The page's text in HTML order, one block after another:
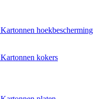
Kartonnen hoekbescherming
Kartonnen kokers